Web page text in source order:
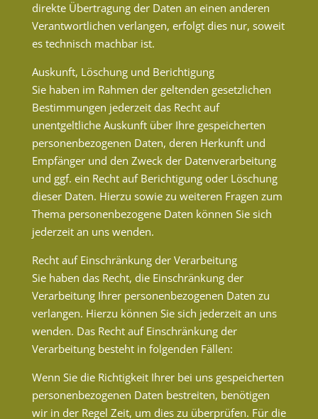
direkte Übertragung der Daten an einen anderen
Verantwortlichen verlangen, erfolgt dies nur, soweit
es technisch machbar ist.
Auskunft, Löschung und Berichtigung
Sie haben im Rahmen der geltenden gesetzlichen
Bestimmungen jederzeit das Recht auf
unentgeltliche Auskunft über Ihre gespeicherten
personenbezogenen Daten, deren Herkunft und
Empfänger und den Zweck der Datenverarbeitung
und ggf. ein Recht auf Berichtigung oder Löschung
dieser Daten. Hierzu sowie zu weiteren Fragen zum
Thema personenbezogene Daten können Sie sich
jederzeit an uns wenden.
Recht auf Einschränkung der Verarbeitung
Sie haben das Recht, die Einschränkung der
Verarbeitung Ihrer personenbezogenen Daten zu
verlangen. Hierzu können Sie sich jederzeit an uns
wenden. Das Recht auf Einschränkung der
Verarbeitung besteht in folgenden Fällen:
Wenn Sie die Richtigkeit Ihrer bei uns gespeicherten
personenbezogenen Daten bestreiten, benötigen
wir in der Regel Zeit, um dies zu überprüfen. Für die